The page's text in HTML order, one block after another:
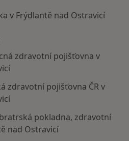
v Frýdlantě nad Ostravicí
zdravotní pojišťovna v
zdravotní pojišťovna ČR v
pokladna, zdravotní
nad Ostravicí